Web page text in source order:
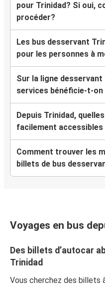
pour Trinidad? Si oui,
procéder?
Les bus desservant
pour les personnes à
Sur la ligne desservant
services bénéficie-t-
Depuis Trinidad,
facilement accessibles
Comment trouver les
billets de bus
Voyages en bus
Des billets d’autocar
Trinidad
Vous cherchez des billets